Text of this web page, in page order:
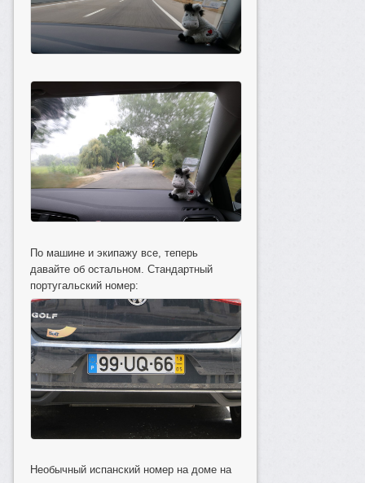
По машине и экипажу все, теперь
давайте об остальном. Стандартный
португальский номер:
Необычный испанский номер на доме на